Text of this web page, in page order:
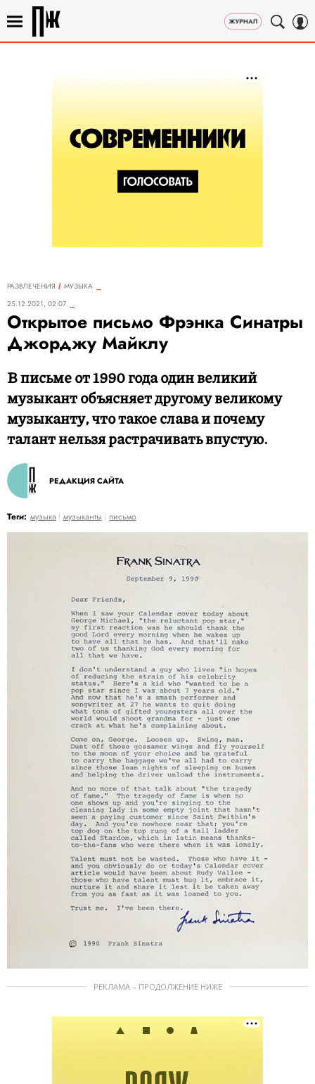
РАЗВЛЕЧЕНИЯ
MУЗЫКА
25.12.2021, 02:07
Открытое письмо Фрэнка Синатры
Джорджу Майклу
В письме от 1990 года один великий
музыкант объясняет другому великому
музыканту, что такое слава и почему
талант нельзя растрачивать впустую.
РЕДАКЦИЯ САЙТА
Теги: музыка музыканты письмо
РЕКЛАМА – ПРОДОЛЖЕНИЕ НИЖЕ